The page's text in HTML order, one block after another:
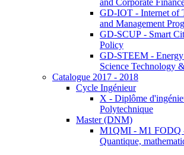
and Corporate
GD-IOT - Internet of
and Management
GD-SCUP - Smart
Policy
GD-STEEM -
Science Technology
Catalogue 2017 - 2018
Cycle Ingénieur
X - Diplôme
Polytechnique
Master (DNM)
M1QMI - M1 FODQ
Quantique,